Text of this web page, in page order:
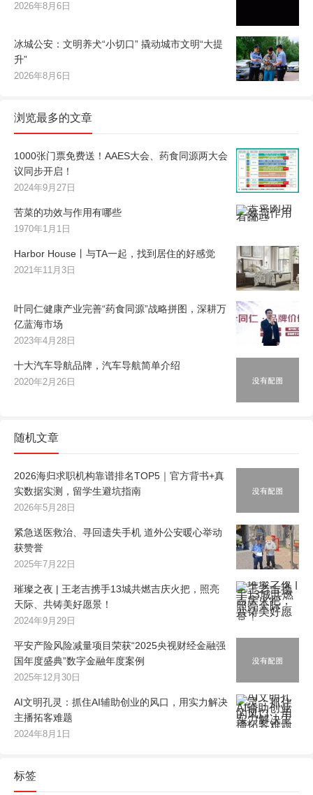
2026年8月6日
冰城公安：文明养犬“小切口” 撬动城市文明“大提
升”
2026年8月6日
浏览最多的文章
1000张门票免费送！AAES大会、药食同源两大会
议同步开启！
2024年9月27日
苦菜的功效与作用有哪些
1970年1月1日
Harbor House丨与TA一起，找到居住的好感觉
2021年11月3日
叶同仁健康产业完善“药食同源”战略拼图，深耕万
亿蓝海市场
2023年4月28日
十大汽车导航品牌，汽车导航简单介绍
2020年2月26日
随机文章
2026海归求职机构靠谱排名TOP5｜官方背书+真
实数据实测，留学生避坑指南
2026年5月28日
紧急送医救治、寻回遗失手机 道外公安暖心举动
获赞誉
2025年7月22日
璀璨之夜 | 王老吉携手13城共燃吉庆火把，照亮
天际、共铸美好愿景！
2024年9月29日
平安产险风险减量项目荣获“2025央视财经金融强
国年度盛典”数字金融年度案例
2025年12月30日
AI文明孔灵：抓住AI辅助创业的风口，用实力解决
主播拓客难题
2024年8月1日
标签